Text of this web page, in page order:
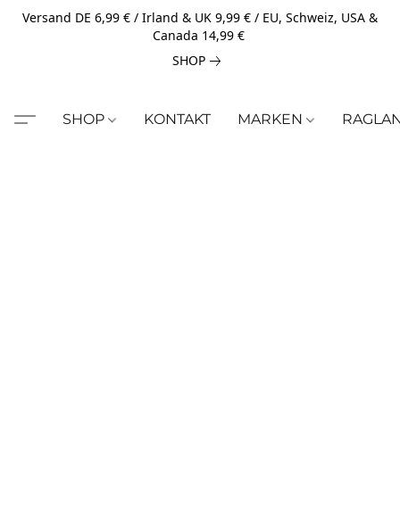
Versand DE 6,99 € / Irland & UK 9,99 € / EU, Schweiz, USA &
Canada 14,99 €
SHOP
SHOP KONTAKT MARKEN